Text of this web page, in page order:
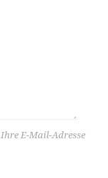
Ihre E-Mail-Adresse